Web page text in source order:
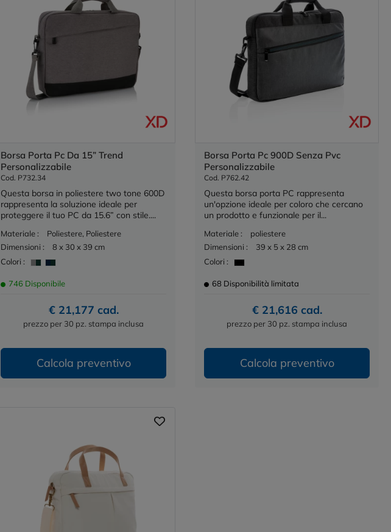
Borsa Porta Pc Da 15” Trend
Personalizzabile
Cod. P732.34
Questa borsa in poliestere two tone 600D
rappresenta la soluzione ideale per
proteggere il tuo PC da 15.6” con stile....
Materiale :
Poliestere, Poliestere
Dimensioni :
8 x 30 x 39 cm
Colori :
746 Disponibile
€ 21,177 cad.
prezzo per 30 pz. stampa inclusa
Calcola preventivo
Borsa Porta Pc 900D Senza Pvc
Personalizzabile
Cod. P762.42
Questa borsa porta PC rappresenta
un'opzione ideale per coloro che cercano
un prodotto e funzionale per il...
Materiale :
poliestere
Dimensioni :
39 x 5 x 28 cm
Colori :
68 Disponibilità limitata
€ 21,616 cad.
prezzo per 30 pz. stampa inclusa
Calcola preventivo